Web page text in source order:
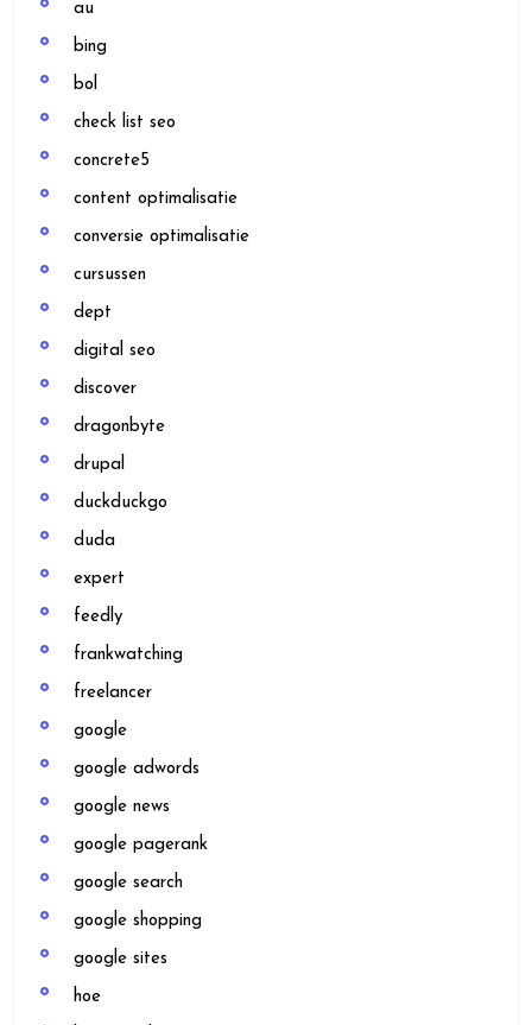
au
bing
bol
check list seo
concrete5
content optimalisatie
conversie optimalisatie
cursussen
dept
digital seo
discover
dragonbyte
drupal
duckduckgo
duda
expert
feedly
frankwatching
freelancer
google
google adwords
google news
google pagerank
google search
google shopping
google sites
hoe